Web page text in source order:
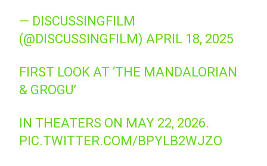
— DISCUSSINGFILM
(@DISCUSSINGFILM)APRIL 18, 2025
FIRST LOOK AT ‘THE MANDALORIAN
& GROGU’
IN THEATERS ON MAY 22, 2026.
PIC.TWITTER.COM/BPYLB2WJZO